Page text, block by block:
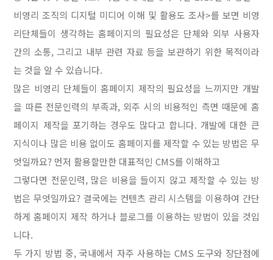
비영리 조직의 디지털 미디어 이해 및 활용도 조사>를 보면 비영
리단체들이 생각하는 홈페이지의 필요성은 단체와 외부 사용자
간의 소통, 그리고 내부 관련 자료 등을 보관하기 위한 목적이라
는 것을 알 수 있습니다.
많은 비영리 단체들이 홈페이지 제작의 필요성을 느끼지만 개발
을 따른 전문인력의 부족과, 외주 시의 비용적인 측면 때문에 홈
페이지 제작을 포기하는 경우도 많다고 합니다. 개발에 대한 큰
지식이나 많은 비용 없이도 홈페이지를 제작할 수 있는 방법은 무
엇일까요? 먼저 활용할만한 대표적인 CMS를 이해하고
그렇다면 전문인력, 많은 비용을 들이지 않고 제작할 수 있는 방
법은 무엇일까요? 결국에는 컨텐츠 관리 시스템을 이용하여 간단
하게 홈페이지 제작 하거나 블로그를 이용하는 방법이 있을 것입
니다.
두 가지 방법 중, 국내에서 자주 사용하는 CMS 도구와 장단점에